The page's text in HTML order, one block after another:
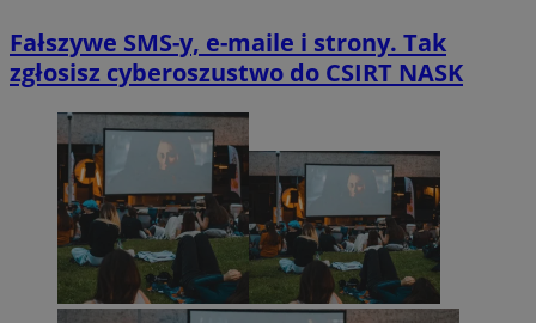
Fałszywe SMS-y, e-maile i strony. Tak
zgłosisz cyberoszustwo do CSIRT NASK